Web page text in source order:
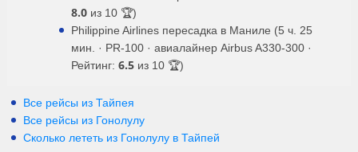
8.0 из 10 🏆)
Philippine Airlines пересадка в Маниле (5 ч. 25
мин. · PR-100 · авиалайнер Airbus A330-300 ·
Рейтинг: 6.5 из 10 🏆)
Все рейсы из Тайпея
Все рейсы из Гонолулу
Сколько лететь из Гонолулу в Тайпей